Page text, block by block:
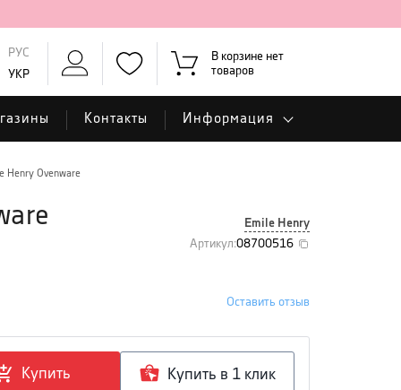
РУС
УКР
В корзине нет
товаров
Контакты Информация
Henry Ovenware
Emile Henry
Артикул:08700516
Оставить отзыв
Купить Купить в 1 клик